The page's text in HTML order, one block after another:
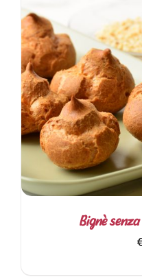
AGGIUNGI AL
Bignè